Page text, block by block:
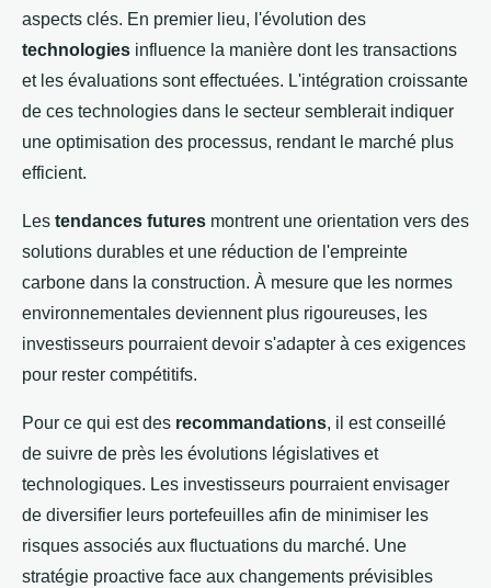
aspects clés. En premier lieu, l'évolution des
technologies influence la manière dont les transactions
et les évaluations sont effectuées. L'intégration croissante
de ces technologies dans le secteur semblerait indiquer
une optimisation des processus, rendant le marché plus
efficient.
Les tendances futures montrent une orientation vers des
solutions durables et une réduction de l'empreinte
carbone dans la construction. À mesure que les normes
environnementales deviennent plus rigoureuses, les
investisseurs pourraient devoir s'adapter à ces exigences
pour rester compétitifs.
Pour ce qui est des recommandations, il est conseillé
de suivre de près les évolutions législatives et
technologiques. Les investisseurs pourraient envisager
de diversifier leurs portefeuilles afin de minimiser les
risques associés aux fluctuations du marché. Une
stratégie proactive face aux changements prévisibles